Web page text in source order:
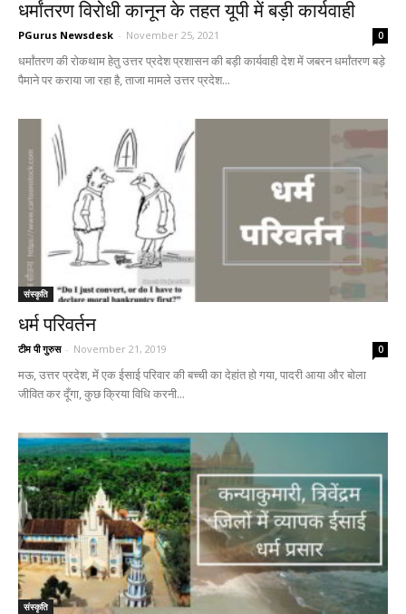
धर्मांतरण विरोधी कानून के तहत यूपी में बड़ी कार्यवाही
PGurus Newsdesk - November 25, 2021 0
धर्मांतरण की रोकथाम हेतु उत्तर प्रदेश प्रशासन की बड़ी कार्यवाही देश में जबरन धर्मांतरण बड़े
पैमाने पर कराया जा रहा है, ताजा मामले उत्तर प्रदेश...
संस्कृति
धर्म परिवर्तन
टीम पी गुरुस - November 21, 2019 0
मऊ, उत्तर प्रदेश, में एक ईसाई परिवार की बच्ची का देहांत हो गया, पादरी आया और बोला
जीवित कर दूँगा, कुछ क्रिया विधि करनी...
संस्कृति